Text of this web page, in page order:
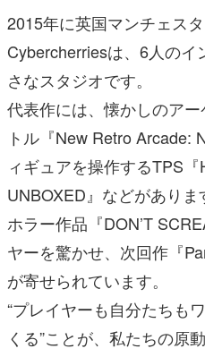
2015年に英国マンチェス
Cybercherriesは、6人の
さなスタジオです。
代表作には、懐かしのア
トル『New Retro Arcade:
ィギュアを操作するTPS
UNBOXED』などがありま
ホラー作品『DON’T
ヤーを驚かせ、次回作『
が寄せられています。
“プレイヤーも自分たちも
くる”ことが、私たちの原動